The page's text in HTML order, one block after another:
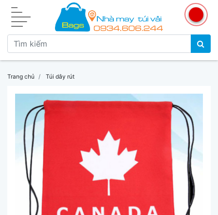
Trang chủ Túi dây rút